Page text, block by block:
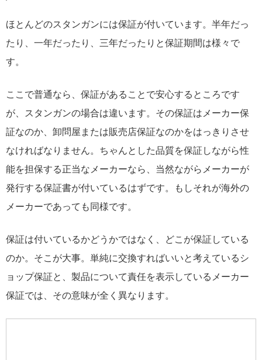
ほとんどのスタンガンには保証が付いています。半年だっ
たり、一年だったり、三年だったりと保証期間は様々で
す。
ここで普通なら、保証があることで安心するところです
が、スタンガンの場合は違います。その保証はメーカー保
証なのか、卸問屋または販売店保証なのかをはっきりさせ
なければなりません。ちゃんとした品質を保証しながら性
能を担保する正当なメーカーなら、当然ながらメーカーが
発行する保証書が付いているはずです。もしそれが海外の
メーカーであっても同様です。
保証は付いているかどうかではなく、どこが保証している
のか。そこが大事。単純に交換すればいいと考えているシ
ョップ保証と、製品について責任を表示しているメーカー
保証では、その意味が全く異なります。